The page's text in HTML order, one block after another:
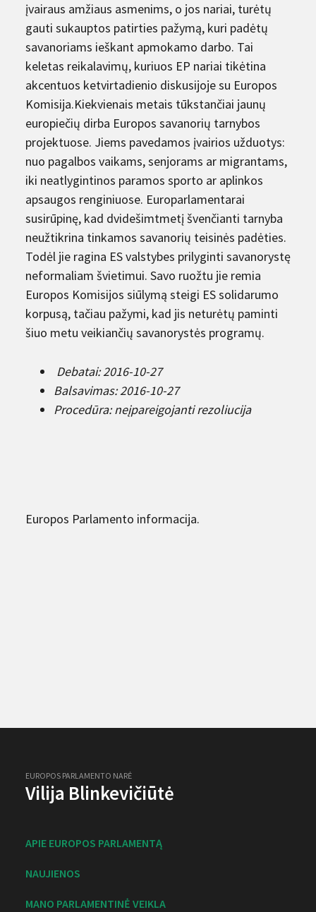
įvairaus amžiaus asmenims, o jos nariai, turėtų
gauti sukauptos patirties pažymą, kuri padėtų
savanoriams ieškant apmokamo darbo. Tai
keletas reikalavimų, kuriuos EP nariai tikėtina
akcentuos ketvirtadienio diskusijoje su Europos
Komisija.Kiekvienais metais tūkstančiai jaunų
europiečių dirba Europos savanorių tarnybos
projektuose. Jiems pavedamos įvairios užduotys:
nuo pagalbos vaikams, senjorams ar migrantams,
iki neatlygintinos paramos sporto ar aplinkos
apsaugos renginiuose. Europarlamentarai
susirūpinę, kad dvidešimtmetį švenčianti tarnyba
neužtikrina tinkamos savanorių teisinės padėties.
Todėl jie ragina ES valstybes prilyginti savanorystę
neformaliam švietimui. Savo ruožtu jie remia
Europos Komisijos siūlymą steigi ES solidarumo
korpusą, tačiau pažymi, kad jis neturėtų paminti
šiuo metu veikiančių savanorystės programų.
Debatai: 2016-10-27
Balsavimas: 2016-10-27
Procedūra: neįpareigojanti rezoliucija
Europos Parlamento informacija.
EUROPOS PARLAMENTO NARĖ
Vilija Blinkevičiūtė
APIE EUROPOS PARLAMENTĄ
NAUJIENOS
MANO PARLAMENTINĖ VEIKLA